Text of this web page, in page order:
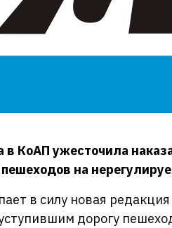
в КоАП ужесточила
на
в силу новая
дорогу